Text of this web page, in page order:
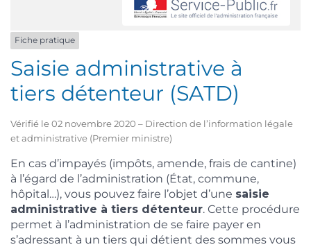
Fiche pratique
Saisie administrative à
tiers détenteur (SATD)
Vérifié le 02 novembre 2020 – Direction de l’information légale
et administrative (Premier ministre)
En cas d’impayés (impôts, amende, frais de cantine)
à l’égard de l’administration (État, commune,
hôpital…), vous pouvez faire l’objet d’une saisie
administrative à tiers détenteur. Cette procédure
permet à l’administration de se faire payer en
s’adressant à un tiers qui détient des sommes vous